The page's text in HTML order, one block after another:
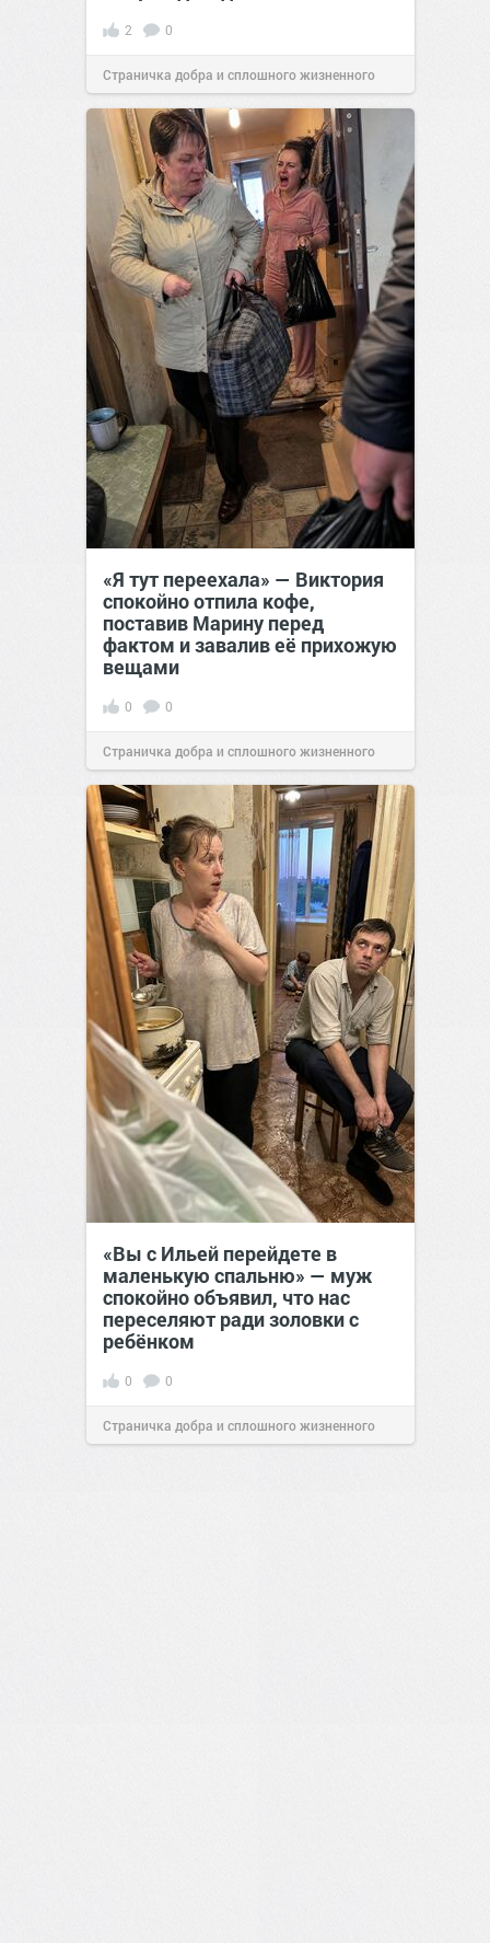
2 0
Страничка добра и сплошного жизненного
позитива!16:1827 янв 2026
«Я тут переехала» — Виктория
спокойно отпила кофе,
поставив Марину перед
фактом и завалив её прихожую
вещами
0 0
Страничка добра и сплошного жизненного
позитива!19:38Сегодня
«Вы с Ильей перейдете в
маленькую спальню» — муж
спокойно объявил, что нас
переселяют ради золовки с
ребёнком
0 0
Страничка добра и сплошного жизненного